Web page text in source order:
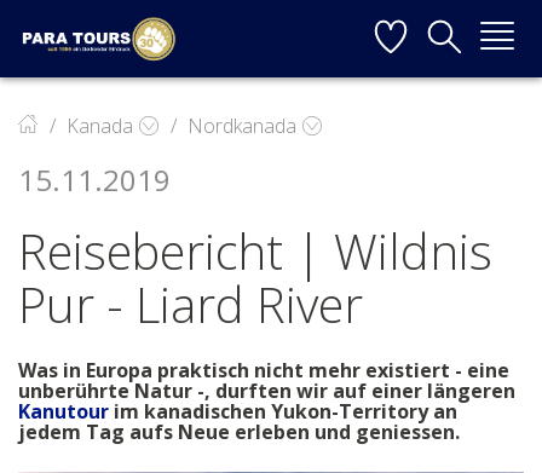
Startseite
Weiter zur Hauptnavigation
Weiter zum Inhalt
Weiter zur Kontaktseite
Kanada Nordkanada
15.11.2019
Reisebericht | Wildnis
Pur - Liard River
Was in Europa praktisch nicht mehr existiert - eine
unberührte Natur -, durften wir auf einer längeren
Kanutour im kanadischen Yukon-Territory an
jedem Tag aufs Neue erleben und geniessen.